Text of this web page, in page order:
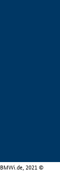
BMWi.de, 2021 ©